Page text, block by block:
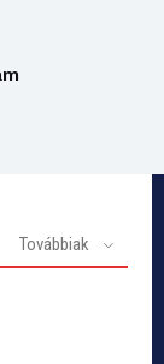
Továbbiak